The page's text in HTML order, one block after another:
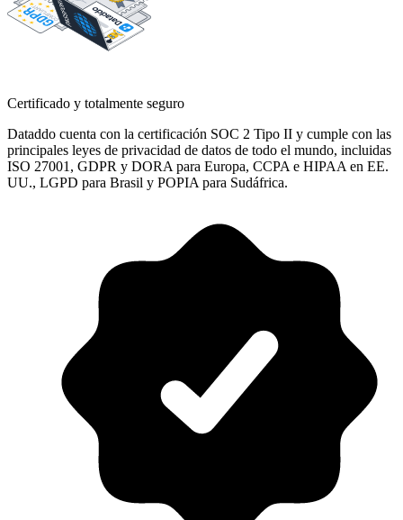
Certificado y totalmente seguro
Dataddo cuenta con la certificación SOC 2 Tipo II y cumple con las
principales leyes de privacidad de datos de todo el mundo, incluidas
ISO 27001, GDPR y DORA para Europa, CCPA e HIPAA en EE.
UU., LGPD para Brasil y POPIA para Sudáfrica.